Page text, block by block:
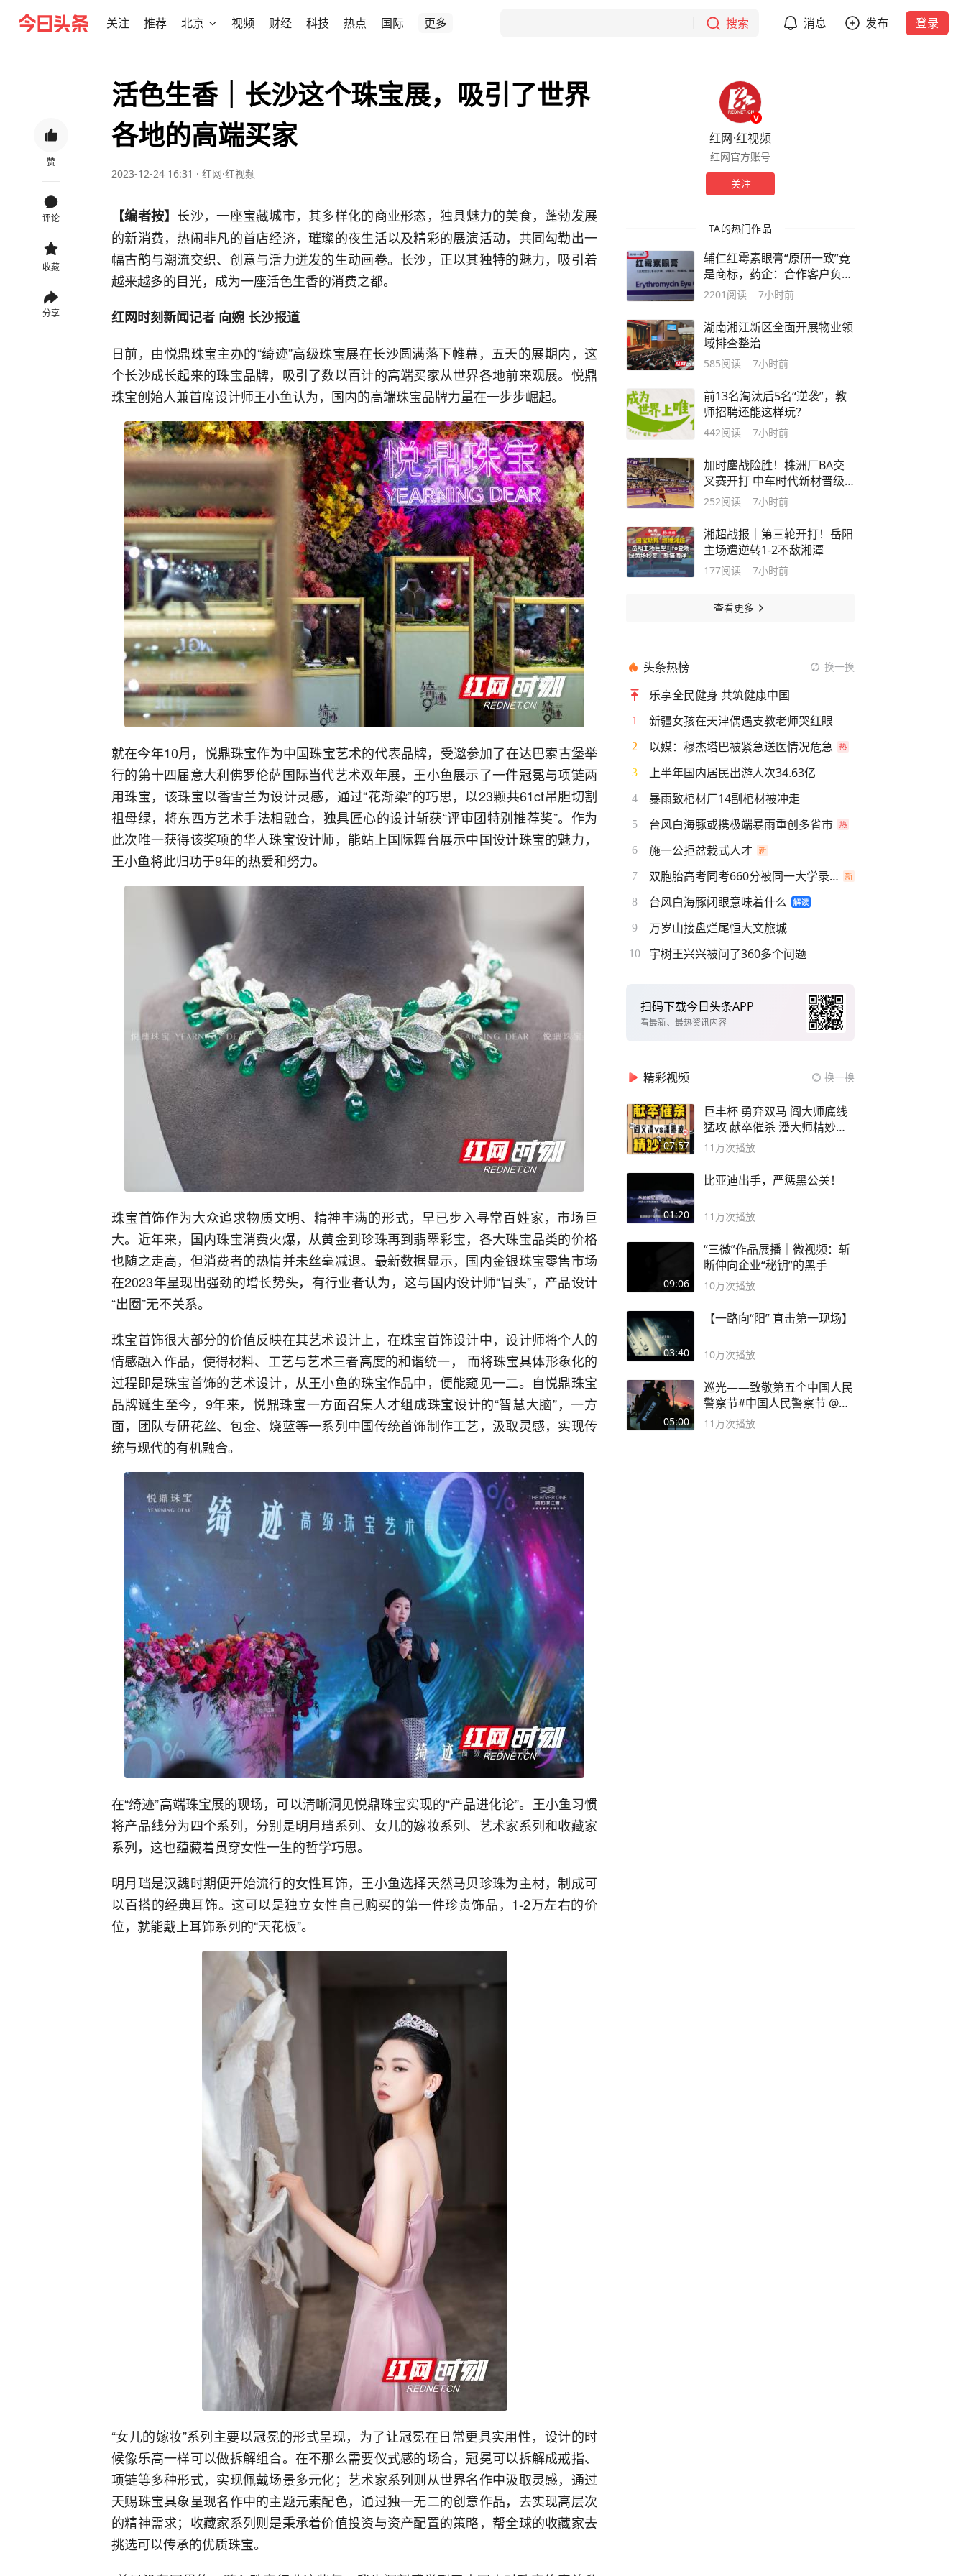
关注 推荐 北京 视频 财经 科技 热点 国际 更多 搜索 消息 发布 登录
赞
评论
收藏
分享
活色生香｜长沙这个珠宝展，吸引了世界
各地的高端买家
2023-12-24 16:31 · 红网·红视频
【编者按】 长沙，一座宝藏城市，其多样化的商业形态，独具魅力的美食，蓬勃发展
的新消费，热闹非凡的首店经济，璀璨的夜生活以及精彩的展演活动，共同勾勒出一
幅古韵与潮流交织、创意与活力迸发的生动画卷。长沙，正以其独特的魅力，吸引着
越来越多的目光，成为一座活色生香的消费之都。
红网时刻新闻记者 向婉 长沙报道
日前，由悦鼎珠宝主办的“绮迹”高级珠宝展在长沙圆满落下帷幕，五天的展期内，这
个长沙成长起来的珠宝品牌，吸引了数以百计的高端买家从世界各地前来观展。悦鼎
珠宝创始人兼首席设计师王小鱼认为，国内的高端珠宝品牌力量在一步步崛起。
就在今年10月，悦鼎珠宝作为中国珠宝艺术的代表品牌，受邀参加了在达巴索古堡举
行的第十四届意大利佛罗伦萨国际当代艺术双年展，王小鱼展示了一件冠冕与项链两
用珠宝，该珠宝以香雪兰为设计灵感，通过“花渐染”的巧思，以23颗共61ct吊胆切割
祖母绿，将东西方艺术手法相融合，独具匠心的设计斩获“评审团特别推荐奖”。作为
此次唯一获得该奖项的华人珠宝设计师，能站上国际舞台展示中国设计珠宝的魅力，
王小鱼将此归功于9年的热爱和努力。
珠宝首饰作为大众追求物质文明、精神丰满的形式，早已步入寻常百姓家，市场巨
大。近年来，国内珠宝消费火爆，从黄金到珍珠再到翡翠彩宝，各大珠宝品类的价格
也随之走高，但消费者的热情并未丝毫减退。最新数据显示，国内金银珠宝零售市场
在2023年呈现出强劲的增长势头，有行业者认为，这与国内设计师“冒头”，产品设计
“出圈”无不关系。
珠宝首饰很大部分的价值反映在其艺术设计上，在珠宝首饰设计中，设计师将个人的
情感融入作品，使得材料、工艺与艺术三者高度的和谐统一， 而将珠宝具体形象化的
过程即是珠宝首饰的艺术设计，从王小鱼的珠宝作品中，便能窥见一二。自悦鼎珠宝
品牌诞生至今，9年来，悦鼎珠宝一方面召集人才组成珠宝设计的“智慧大脑”，一方
面，团队专研花丝、包金、烧蓝等一系列中国传统首饰制作工艺，汲取灵感，实现传
统与现代的有机融合。
在“绮迹”高端珠宝展的现场，可以清晰洞见悦鼎珠宝实现的“产品进化论”。王小鱼习惯
将产品线分为四个系列，分别是明月珰系列、女儿的嫁妆系列、艺术家系列和收藏家
系列，这也蕴藏着贯穿女性一生的哲学巧思。
明月珰是汉魏时期便开始流行的女性耳饰，王小鱼选择天然马贝珍珠为主材，制成可
以百搭的经典耳饰。这可以是独立女性自己购买的第一件珍贵饰品，1-2万左右的价
位，就能戴上耳饰系列的“天花板”。
“女儿的嫁妆”系列主要以冠冕的形式呈现，为了让冠冕在日常更具实用性，设计的时
候像乐高一样可以做拆解组合。在不那么需要仪式感的场合，冠冕可以拆解成戒指、
项链等多种形式，实现佩戴场景多元化；艺术家系列则从世界名作中汲取灵感，通过
天赐珠宝具象呈现名作中的主题元素配色，通过独一无二的创意作品，去实现高层次
的精神需求；收藏家系列则是秉承着价值投资与资产配置的策略，帮全球的收藏家去
挑选可以传承的优质珠宝。
红网·红视频
红网官方账号
关注
TA的热门作品
辅仁红霉素眼膏“原研一致”竟
是商标，药企：合作客户负责
包装设计和销售，后续“可能
门已介入
2201 阅读 7小时前
湖南湘江新区全面开展物业领
域排查整治
585阅读 7小时前
前13名淘汰后5名“逆袭”，教
师招聘还能这样玩？
442阅读 7小时前
加时鏖战险胜！株洲厂BA交
叉赛开打 中车时代新材晋级
四强
252阅读 7小时前
湘超战报｜第三轮开打！岳阳
主场遭逆转1-2不敌湘潭
177阅读 7小时前
查看更多
头条热榜 换一换
乐享全民健身 共筑健康中国
1 新疆女孩在天津偶遇支教老师哭红眼
2 以媒：穆杰塔巴被紧急送医情况危急
3 上半年国内居民出游人次34.63亿
4 暴雨致棺材厂14副棺材被冲走
5 台风白海豚或携极端暴雨重创多省市
6 施一公拒盆栽式人才
7 双胞胎高考同考660分被同一大学录取
8 台风白海豚闭眼意味着什么
9 万岁山接盘烂尾恒大文旅城
10 宇树王兴兴被问了360多个问题
扫码下载今日头条APP
看最新、最热资讯内容
精彩视频 换一换
07:57
巨丰杯 勇弃双马 阎大师底线
猛攻 献卒催杀 潘大师精妙入
局
11万次播放
01:20
比亚迪出手，严惩黑公关！
11万次播放
09:06
“三微”作品展播｜微视频：斩
断伸向企业“秘钥”的黑手
10万次播放
03:40
【一路向“阳” 直击第一现场】
10万次播放
05:00
巡光——致敬第五个中国人民
警察节#中国人民警察节 @抖
音小助手
11万次播放